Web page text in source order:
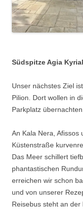
Südspitze Agia
Unser nächstes Ziel
Pilion. Dort wollen in
Parkplatz
An Kala Nera,
Küstenstraße
Das Meer schillert
phantastischen
erreichen wir schon
und von unserer
Reisebus steht an